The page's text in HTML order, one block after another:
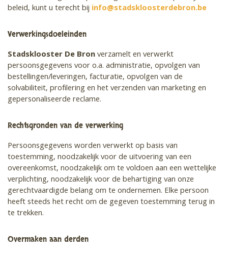
beleid, kunt u terecht bij info@stadskloosterdebron.be
Verwerkingsdoeleinden
Stadsklooster De Bronverzamelt en verwerkt
persoonsgegevens voor o.a. administratie, opvolgen van
bestellingen/leveringen, facturatie, opvolgen van de
solvabiliteit, profilering en het verzenden van marketing en
gepersonaliseerde reclame.
Rechtsgronden van de verwerking
Persoonsgegevens worden verwerkt op basis van
toestemming, noodzakelijk voor de uitvoering van een
overeenkomst, noodzakelijk om te voldoen aan een wettelijke
verplichting, noodzakelijk voor de behartiging van onze
gerechtvaardigde belang om te ondernemen. Elke persoon
heeft steeds het recht om de gegeven toestemming terug in
te trekken.
Overmaken aan derden